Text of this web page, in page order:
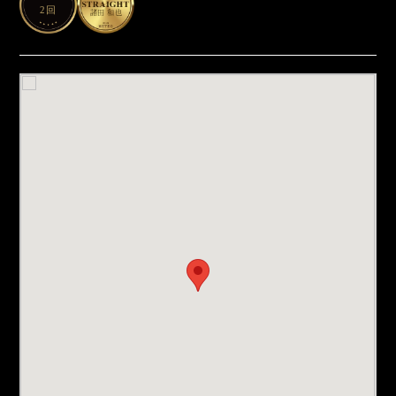
2回 諸田 和也